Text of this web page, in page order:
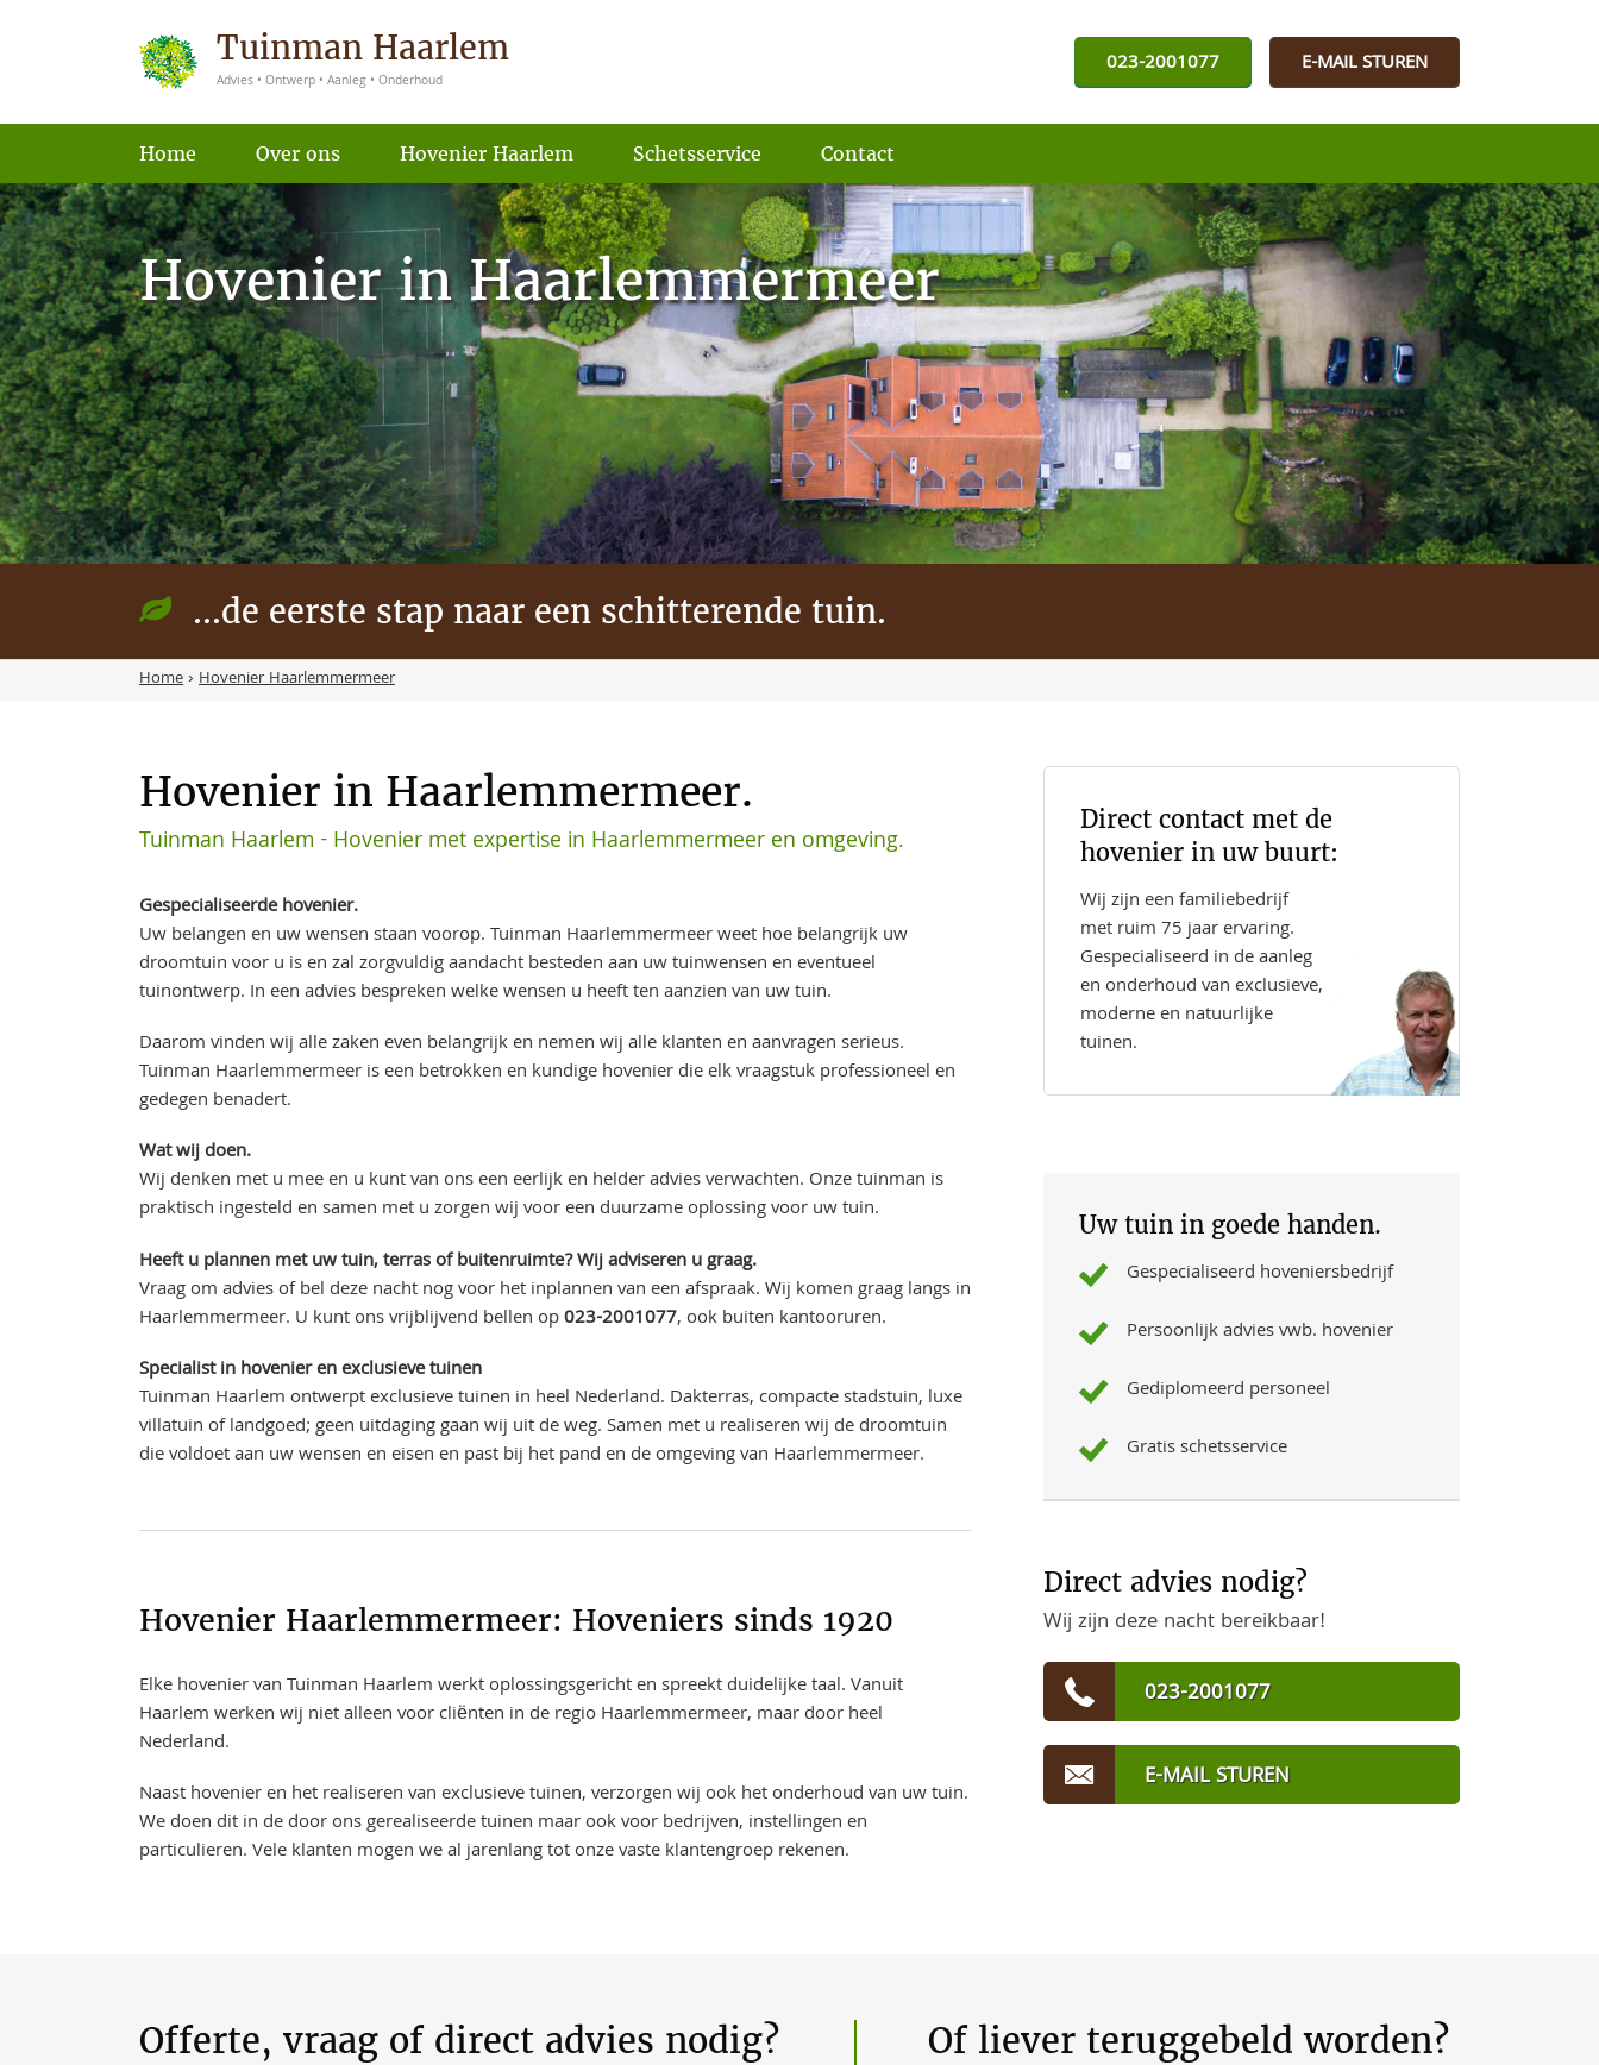
Tuinman Haarlem
Advies • Ontwerp • Aanleg • Onderhoud
023-2001077 E-MAIL STUREN
Home Over ons Hovenier Haarlem Schetsservice Contact
Hovenier in Haarlemmermeer
...de eerste stap naar een schitterende tuin.
Home› Hovenier Haarlemmermeer
Hovenier in Haarlemmermeer.
Tuinman Haarlem - Hovenier met expertise in Haarlemmermeer en omgeving.
Gespecialiseerde hovenier.
Uw belangen en uw wensen staan voorop. Tuinman Haarlemmermeer weet hoe belangrijk uw
droomtuin voor u is en zal zorgvuldig aandacht besteden aan uw tuinwensen en eventueel
tuinontwerp. In een advies bespreken welke wensen u heeft ten aanzien van uw tuin.
Daarom vinden wij alle zaken even belangrijk en nemen wij alle klanten en aanvragen serieus.
Tuinman Haarlemmermeer is een betrokken en kundige hovenier die elk vraagstuk professioneel en
gedegen benadert.
Wat wij doen.
Wij denken met u mee en u kunt van ons een eerlijk en helder advies verwachten. Onze tuinman is
praktisch ingesteld en samen met u zorgen wij voor een duurzame oplossing voor uw tuin.
Heeft u plannen met uw tuin, terras of buitenruimte? Wij adviseren u graag.
Vraag om advies of bel deze nacht nog voor het inplannen van een afspraak. Wij komen graag langs in
Haarlemmermeer. U kunt ons vrijblijvend bellen op023-2001077, ook buiten kantooruren.
Specialist in hovenier en exclusieve tuinen
Tuinman Haarlem ontwerpt exclusieve tuinen in heel Nederland. Dakterras, compacte stadstuin, luxe
villatuin of landgoed; geen uitdaging gaan wij uit de weg. Samen met u realiseren wij de droomtuin
die voldoet aan uw wensen en eisen en past bij het pand en de omgeving van Haarlemmermeer.
Hovenier Haarlemmermeer: Hoveniers sinds 1920
Elke hovenier van Tuinman Haarlem werkt oplossingsgericht en spreekt duidelijke taal. Vanuit
Haarlem werken wij niet alleen voor cliënten in de regio Haarlemmermeer, maar door heel
Nederland.
Naast hovenier en het realiseren van exclusieve tuinen, verzorgen wij ook het onderhoud van uw tuin.
We doen dit in de door ons gerealiseerde tuinen maar ook voor bedrijven, instellingen en
particulieren. Vele klanten mogen we al jarenlang tot onze vaste klantengroep rekenen.
Direct contact met de
hovenier in uw buurt:
Wij zijn een familiebedrijf
met ruim 75 jaar ervaring.
Gespecialiseerd in de aanleg
en onderhoud van exclusieve,
moderne en natuurlijke
tuinen.
Uw tuin in goede handen.
Gespecialiseerd hoveniersbedrijf
Persoonlijk advies vwb. hovenier
Gediplomeerd personeel
Gratis schetsservice
Direct advies nodig?
Wij zijn deze nacht bereikbaar!
023-2001077
E-MAIL STUREN
Offerte, vraag of direct advies nodig? Of liever teruggebeld worden?